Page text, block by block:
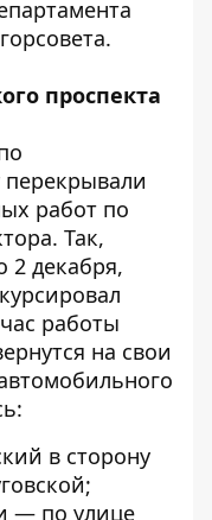
проспекта
работ по
Так,
2 декабря,
работы
на свои
в сторону
— по улице